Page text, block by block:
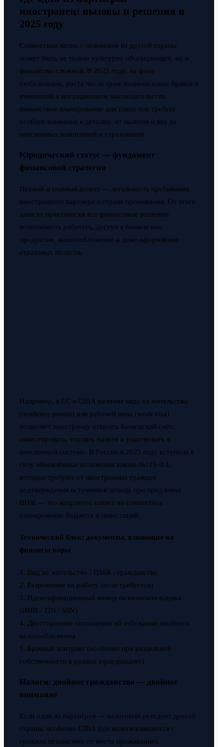
иностранец: вызовы и решения в
2025 году
Совместная жизнь с человеком из другой страны
может быть не только культурно обогащающей, но и
финансово сложной. В 2025 году, на фоне
глобализации, роста числа транснациональных браков и
изменений в миграционном законодательстве,
финансовое планирование для таких пар требует
особого внимания к деталям: от налогов и виз до
пенсионных накоплений и страхования.
Юридический статус — фундамент
финансовой стратегии
Первый и главный аспект — легальность пребывания
иностранного партнёра в стране проживания. От этого
зависят практически все финансовые решения:
возможность работать, доступ к банковским
продуктам, налогообложение и даже оформление
страховых полисов.
Например, в ЕС и США наличие вида на жительство
(residence permit) или рабочей визы (work visa)
позволяет иностранцу открыть банковский счёт,
инвестировать, платить налоги и участвовать в
пенсионной системе. В России в 2025 году вступили в
силу обновлённые положения закона №115-ФЗ,
которые требуют от иностранных граждан
подтверждения источников дохода при продлении
ВНЖ — это напрямую влияет на совместное
планирование бюджета и инвестиций.
Технический блок: документы, влияющие на
финансы пары
1. Вид на жительство / ПМЖ / гражданство
2. Разрешение на работу (если требуется)
3. Идентификационный номер налогоплательщика
(ИНН / TIN / SSN)
4. Двусторонние соглашения об избежании двойного
налогообложения
5. Брачный контракт (особенно при раздельной
собственности в разных юрисдикциях)
Налоги: двойное гражданство — двойное
внимание
Если один из партнёров — налоговый резидент другой
страны, особенно США (где налоги взимаются с
граждан независимо от места проживания),